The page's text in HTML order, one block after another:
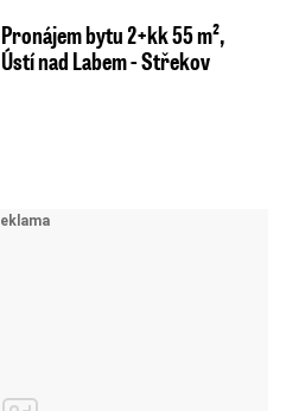
Pronájem bytu 2+kk 55 m²,
Ústí nad Labem - Střekov